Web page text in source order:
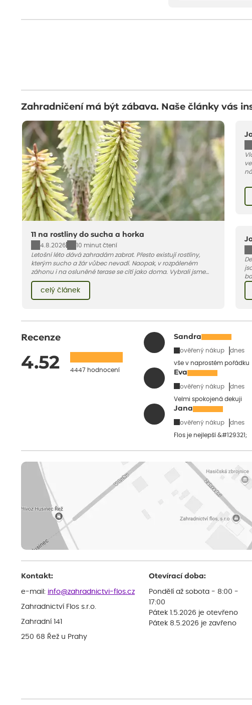
Zahradničení má být zábava. Naše články vás
11 na rostliny do sucha a horka
4.8.2026
10 minut čtení
Letošní léto dává zahradám zabrat. Přesto existují rostliny,
kterým sucho a žár vůbec nevadí. Naopak, v rozpáleném
záhonu i na osluněné terase se cítí jako doma. Vybrali jsme
pro vás 11 tipů na odolné druhy, které zvládnou horké a suché
léto bez pravidelné zálivky. Pojďme se podívat, které to jsou.
celý článek
Recenze
4.52 4447 hodnocení
Sandra
ověřený nákup dnes
vše v naprostém pořádku
Eva
ověřený nákup dnes
Velmi spokojená dekuji
Jana
ověřený nákup dnes
Flos je nejlepší &#129321;
Kontakt:
e-mail: info@zahradnictvi-flos.cz
Zahradnictví Flos s.r.o.
Zahradní 141
250 68 Řež u Prahy
Otevírací doba:
Pondělí až sobota - 8:00 -
17:00
Pátek 1.5.2026 je otevřeno
Pátek 8.5.2026 je zavřeno